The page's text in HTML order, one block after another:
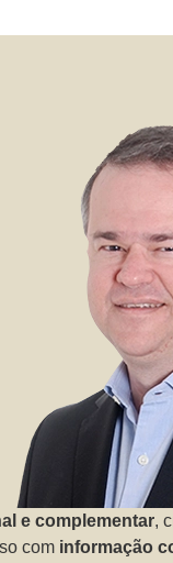
e complementar,
com informação